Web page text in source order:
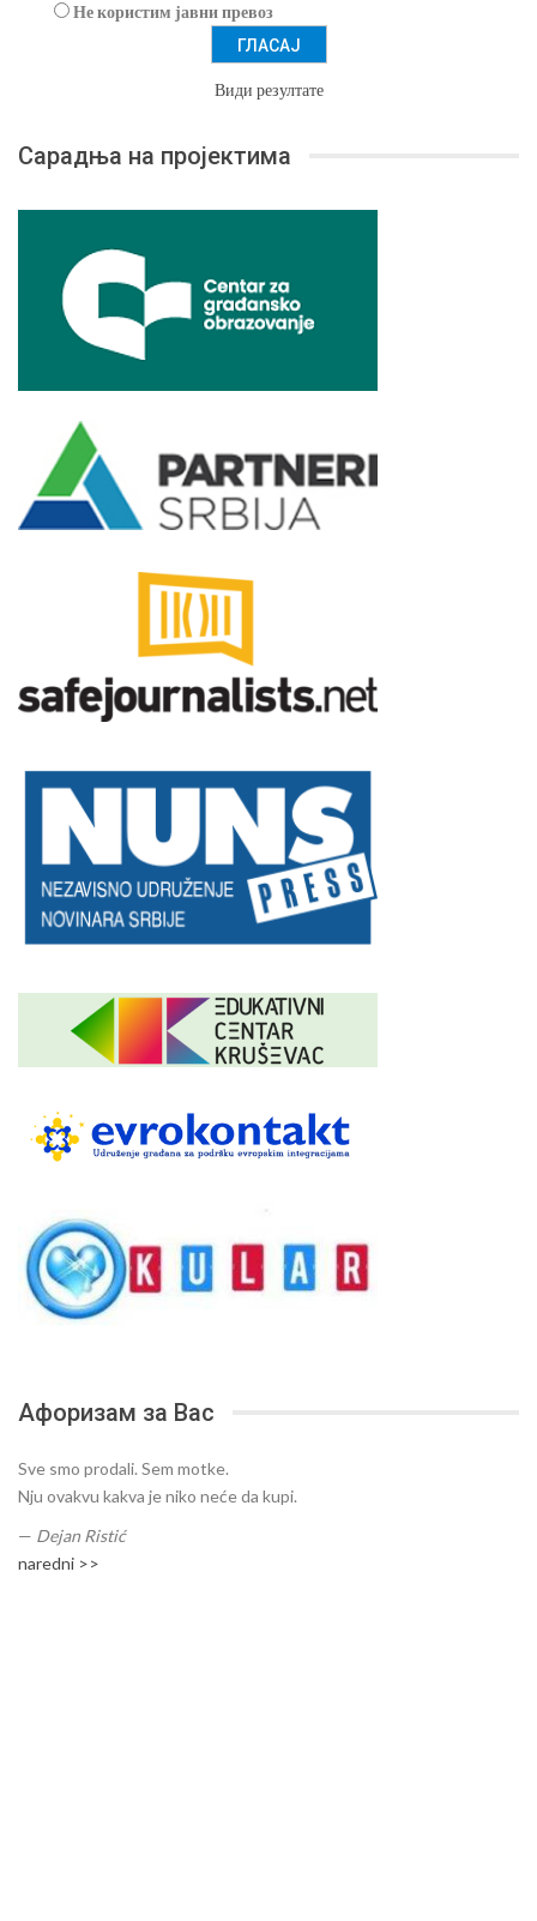
Не користим јавни превоз
Види резултате
Сарадња на пројектима
Афоризам за Вас
Sve smo prodali. Sem motke.
Nju ovakvu kakva je niko neće da kupi.
— Dejan Ristić
naredni >>